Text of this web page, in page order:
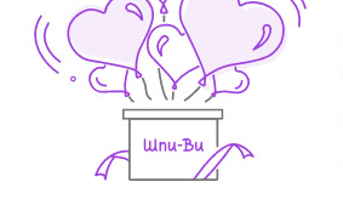
от 1 264 ₽
Веревка для шибари Sitabella,
5 метров, красная
1500